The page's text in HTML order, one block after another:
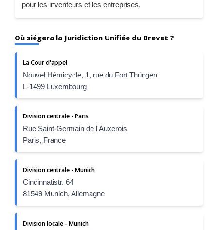
pour les inventeurs et les entreprises.
Où siégera la Juridiction Unifiée du Brevet ?
La Cour d'appel
Nouvel Hémicycle, 1, rue du Fort Thüngen
L-1499 Luxembourg
Division centrale - Paris
Rue Saint-Germain de l'Auxerois
Paris, France
Division centrale - Munich
Cincinnatistr. 64
81549 Munich, Allemagne
Division locale - Munich